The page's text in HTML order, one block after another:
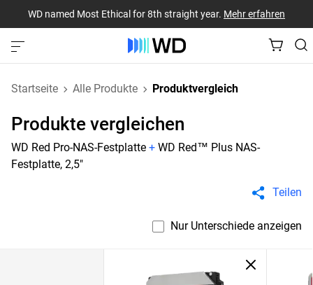
WD named Most Ethical for 8th straight year. Mehr erfahren
Startseite Alle Produkte Produktvergleich
Produkte vergleichen
WD Red Pro-NAS-Festplatte + WD Red™ Plus NAS-
Festplatte, 2,5"
Teilen
Nur Unterschiede anzeigen